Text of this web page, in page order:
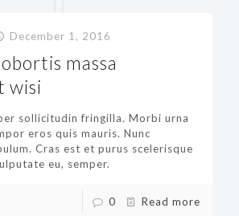
December 1, 2016
massa
wisi
sollicitudin fringilla. Morbi urna
eros quis mauris. Nunc
Cras est et purus scelerisque
eu, semper.
0 Read more